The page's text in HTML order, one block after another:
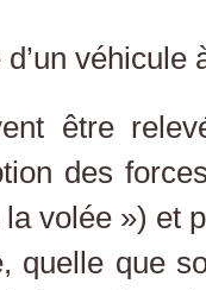
être
des
volée ») et
quelle que